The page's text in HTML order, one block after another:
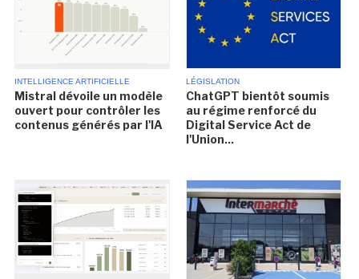
INTELLIGENCE ARTIFICIELLE
Mistral dévoile un modèle
ouvert pour contrôler les
contenus générés par l'IA
LÉGISLATION
ChatGPT bientôt soumis
au régime renforcé du
Digital Service Act de
l'Union...